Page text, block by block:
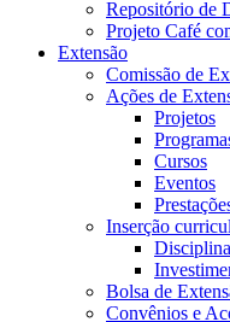
Repositório de
Projeto Café
Extensão
Comissão de
Ações de
Projetos
Cursos
Eventos
Inserção
Bolsa de
Convênios e